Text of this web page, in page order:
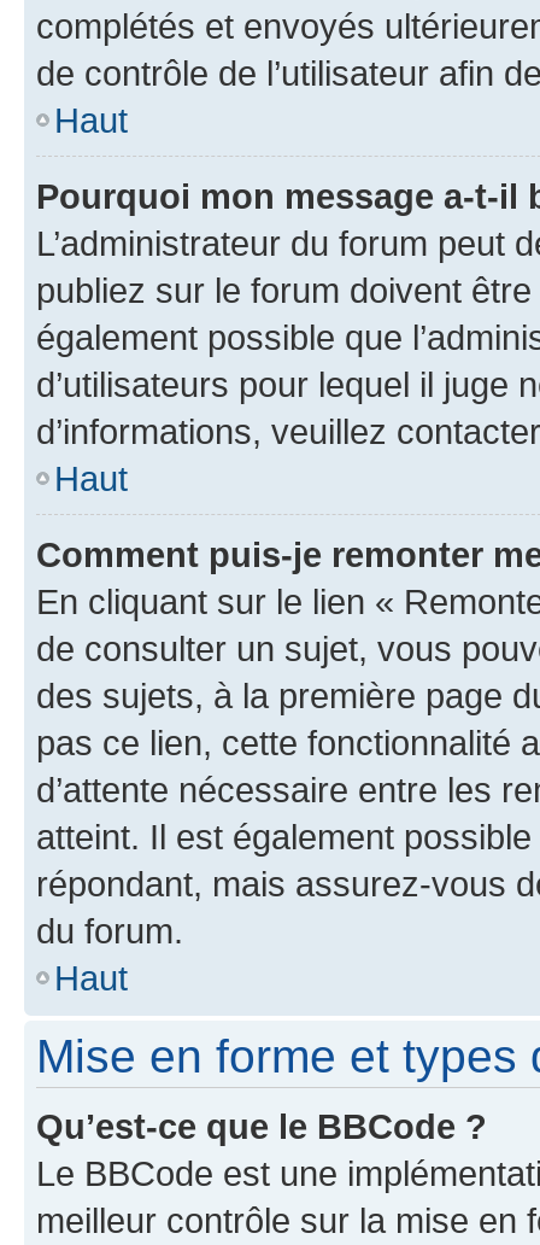
complétés et envoyés
de contrôle de l’utilisateur afin
Haut
Pourquoi mon message a-t-il
L’administrateur du forum peut
publiez sur le forum doivent
également possible que
d’utilisateurs pour lequel il juge
d’informations, veuillez
Haut
Comment puis-je remonter
En cliquant sur le lien «
de consulter un sujet, vous
des sujets, à la première page
pas ce lien, cette fonctionnalité
d’attente nécessaire entre les
atteint. Il est également
répondant, mais assurez-vous
du forum.
Haut
Mise en forme et types
Qu’est-ce que le BBCode ?
Le BBCode est une
meilleur contrôle sur la mise en